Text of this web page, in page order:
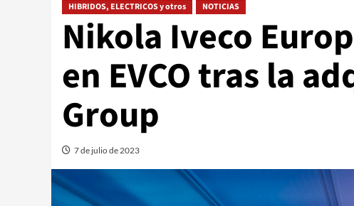
HIBRIDOS, ELECTRICOS y otros NOTICIAS
Nikola Iveco
en EVCO tras la
Group
7 de julio de 2023